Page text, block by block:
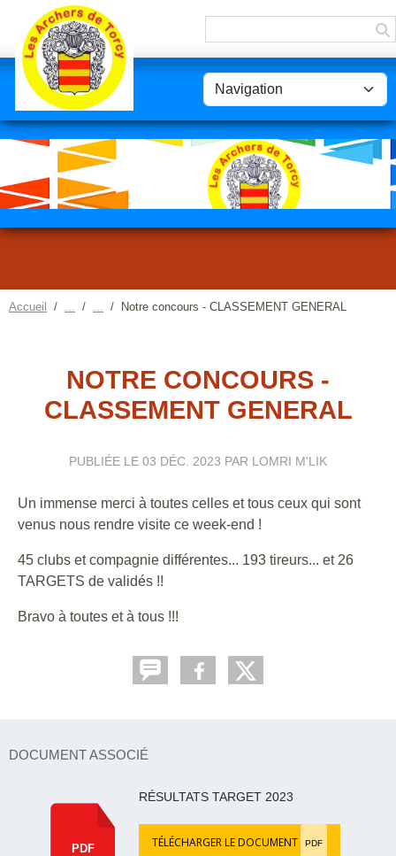
Accueil Notre concours - CLASSEMENT GENERAL
NOTRE CONCOURS -
CLASSEMENT GENERAL
PUBLIÉE LE 03 DÉC. 2023 PAR LOMRI M'LIK
Un immense merci à toutes celles et tous ceux qui sont
venus nous rendre visite ce week-end !
45 clubs et compagnie différentes... 193 tireurs... et 26
TARGETS de validés !!
Bravo à toutes et à tous !!!
DOCUMENT ASSOCIÉ
PDF
RÉSULTATS TARGET 2023
TÉLÉCHARGER LE DOCUMENT PDF
Panneau de gestion des cookies